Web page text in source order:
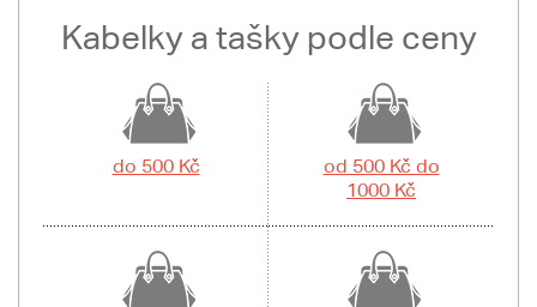
Kabelky a tašky podle ceny
do 500 Kč
od 500 Kč do
1000 Kč